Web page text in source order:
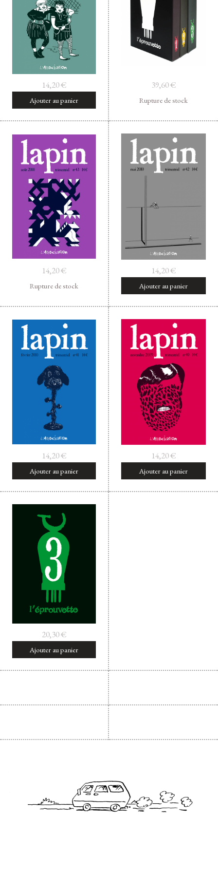
Facebook Instagram Twitter
Hébergé par Vixns
incandescence
14,20€
Ajouter au panier
39,60€
Rupture de stock
14,20€
Rupture de stock
14,20€
Ajouter au panier
14,20€
Ajouter au panier
14,20€
Ajouter au panier
20,30€
Ajouter au panier